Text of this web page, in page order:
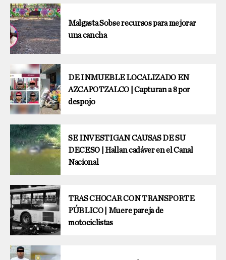
Malgasta Sobse recursos para mejorar
una cancha
DE INMUEBLE LOCALIZADO EN
AZCAPOTZALCO | Capturan a 8 por
despojo
SE INVESTIGAN CAUSAS DE SU
DECESO | Hallan cadáver en el Canal
Nacional
TRAS CHOCAR CON TRANSPORTE
PÚBLICO | Muere pareja de
motociclistas